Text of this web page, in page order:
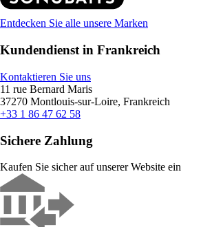
Entdecken Sie alle unsere Marken
Kundendienst in Frankreich
Kontaktieren Sie uns
11 rue Bernard Maris
37270 Montlouis-sur-Loire, Frankreich
+33 1 86 47 62 58
Sichere Zahlung
Kaufen Sie sicher auf unserer Website ein